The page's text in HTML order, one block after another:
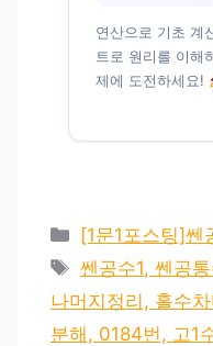
연산으로 기초 계
트로 원리를 이해
제에 도전하세요!
카
테
리
[1문1포스팅]쎈
태
그
쎈공수1, 쎈공
나머지정리, 홀수
분해, 0184번, 고1